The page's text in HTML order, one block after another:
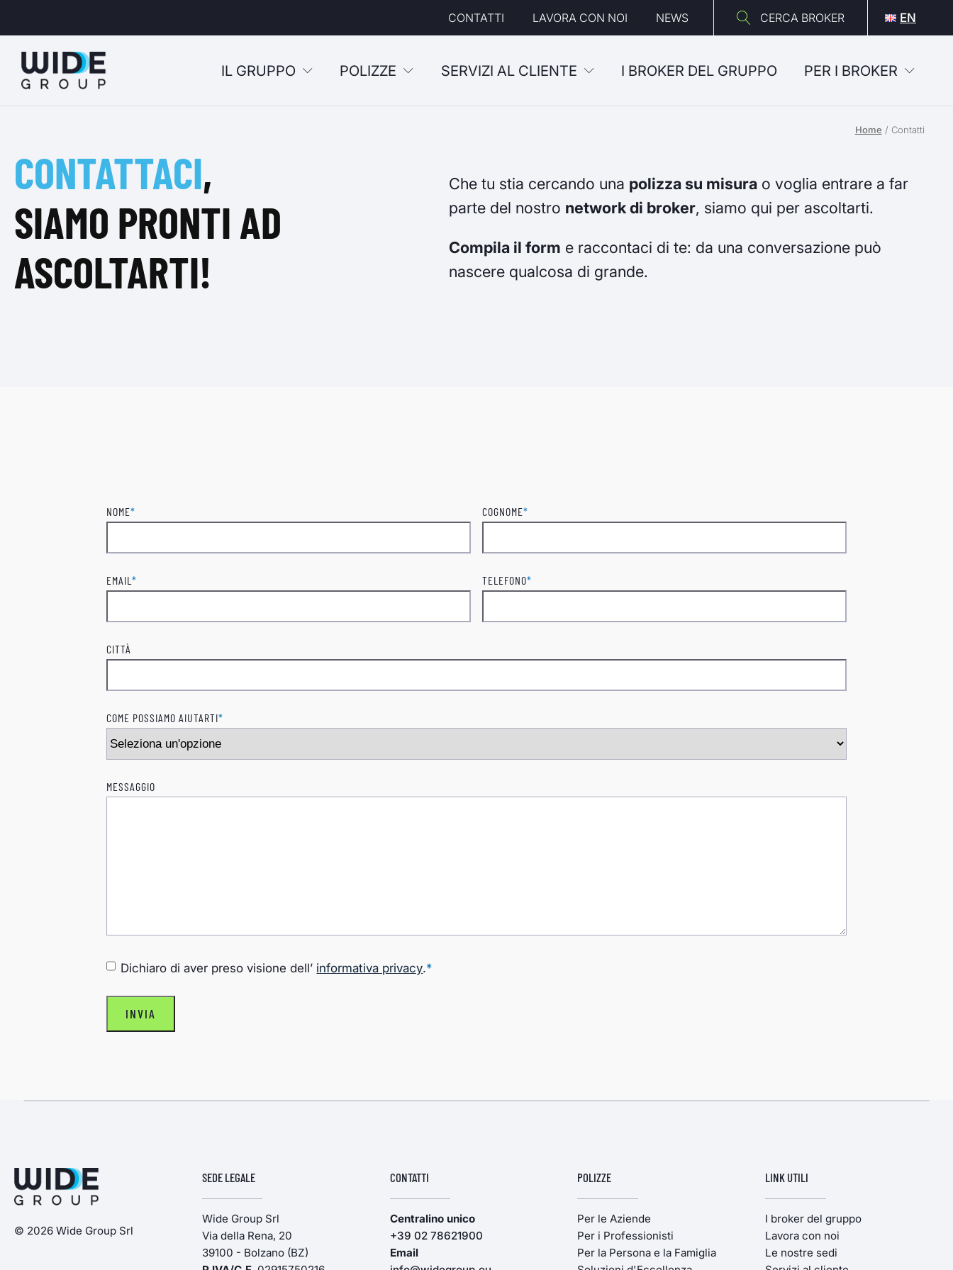
CONTATTI LAVORA CON NOI NEWS CERCA BROKER EN
IL GRUPPO POLIZZE SERVIZI AL CLIENTE I BROKER DEL GRUPPO PER I BROKER
Home / Contatti
CONTATTACI,
SIAMO PRONTI AD
ASCOLTARTI!
Che tu stia cercando una polizza su misurao voglia entrare a far
parte del nostro network di broker, siamo qui per ascoltarti.
Compila il form e raccontaci di te: da una conversazione può
nascere qualcosa di grande.
NOME* COGNOME*
EMAIL* TELEFONO*
CITTÀ
COME POSSIAMO AIUTARTI*
MESSAGGIO
CONSENSO*
Dichiaro di aver preso visione dell’ informativa privacy.*
© 2026 Wide Group Srl
SEDE LEGALE
Wide Group Srl
Via della Rena, 20
39100 - Bolzano (BZ)
CONTATTI
Centralino unico
+39 02 78621900
Email
POLIZZE
Per le Aziende
Per i Professionisti
Per la Persona e la Famiglia
LINK UTILI
I broker del gruppo
Lavora con noi
Le nostre sedi